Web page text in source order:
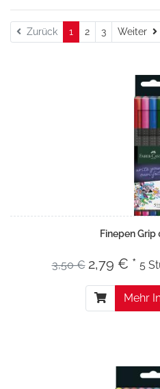
Zurück 1 2 3 Weiter
Finepen Grip
3,50 € 2,79 € * 5
Mehr